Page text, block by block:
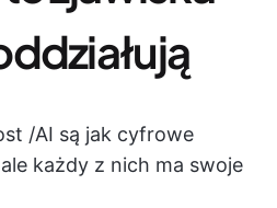
/AI są jak cyfrowe
każdy z nich ma swoje